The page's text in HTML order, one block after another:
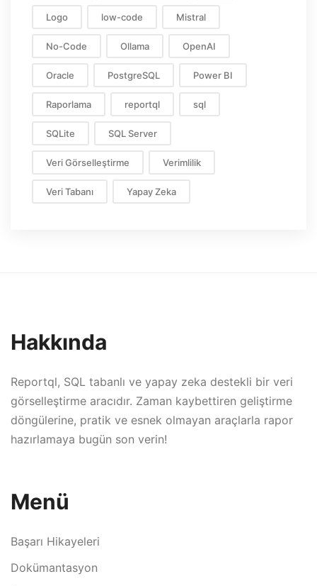
Logo low-code Mistral
No-Code Ollama OpenAI
Oracle PostgreSQL Power BI
Raporlama reportql sql
SQLite SQL Server
Veri Görselleştirme Verimlilik
Veri Tabanı Yapay Zeka
Hakkında
Reportql, SQL tabanlı ve yapay zeka destekli bir veri
görselleştirme aracıdır. Zaman kaybettiren geliştirme
döngülerine, pratik ve esnek olmayan araçlarla rapor
hazırlamaya bugün son verin!
Menü
Başarı Hikayeleri
Dokümantasyon